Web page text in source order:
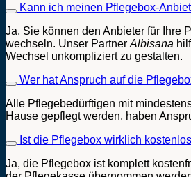
Kann ich meinen Pflegebox-
Ja, Sie können den Anbieter für Ihre
wechseln. Unser Partner Albisana
Wechsel unkompliziert zu gestalten.
Wer hat Anspruch auf die
Alle Pflegebedürftigen mit
Hause gepflegt werden, haben
Ist die Pflegebox wirklich
Ja, die Pflegebox ist komplett